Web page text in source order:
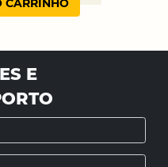
CARRINHO
E